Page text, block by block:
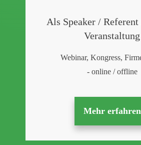
Als Speaker /
Veranstaltung
Webinar, Kongress,
- online / offline
Mehr erfahren